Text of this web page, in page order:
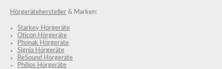
Hörgerätehersteller & Marken:
Starkey Hörgeräte
Oticon Hörgeräte
Phonak Hörgeräte
Signia Hörgeräte
ReSound Hörgeräte
Philips Hörgeräte